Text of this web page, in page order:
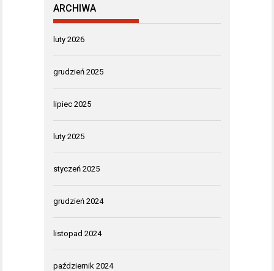
ARCHIWA
luty 2026
grudzień 2025
lipiec 2025
luty 2025
styczeń 2025
grudzień 2024
listopad 2024
październik 2024